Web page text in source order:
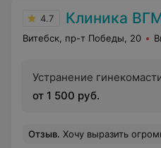
4.7 Клиника
Витебск, пр-т Победы, 20
Устранение
от 1 500 руб.
Отзыв. Хочу выразить огромную благодарность Максиму Геннадьевичу за потрясающе выполненную маммопластику! С момента операции прошло уже 4 месяца, и я уверенностью могу сказать — результат превзошёл все мои ожидания. Всё заживало просто идеально, реабилитация